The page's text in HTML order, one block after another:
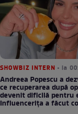
SHOWBIZ INTERN • la
Andreea Popescu a
ce recuperarea după
devenit dificilă pentru
Influencerița a făcut